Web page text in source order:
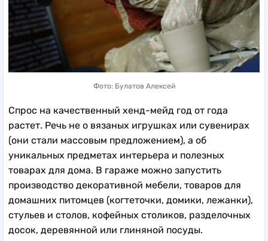
Фото: Булатов Алексей
Спрос на качественный хенд-мейд год от года
растет. Речь не о вязаных игрушках или сувенирах
(они стали массовым предложением), а об
уникальных предметах интерьера и полезных
товарах для дома. В гараже можно запустить
производство декоративной мебели, товаров для
домашних питомцев (когтеточки, домики, лежанки),
стульев и столов, кофейных столиков, разделочных
досок, деревянной или глиняной посуды.